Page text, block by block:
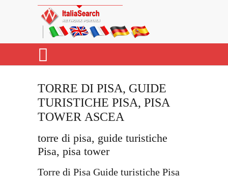
TORRE DI PISA, GUIDE
TURISTICHE PISA, PISA
TOWER ASCEA
torre di pisa, guide turistiche
Pisa, pisa tower
Torre di Pisa Guide turistiche Pisa